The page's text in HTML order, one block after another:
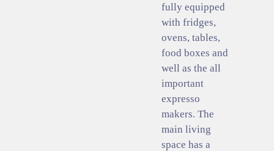
fully equipped
with fridges,
ovens, tables,
food boxes and
well as the all
important
expresso
makers. The
main living
space has a